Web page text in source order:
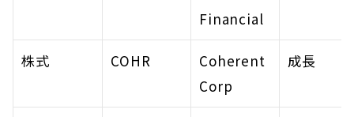
Financial
株式 COHR
Coherent
Corp
成長